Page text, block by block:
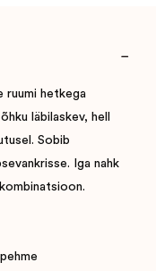
ruumi hetkega
läbilaskev, hell
Sobib
Iga nahk